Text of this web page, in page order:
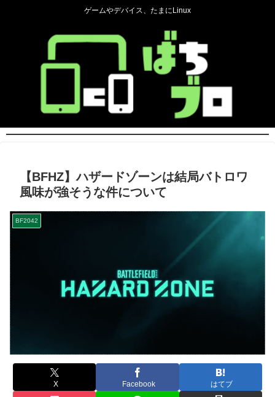
ゲームやデバイス、たまにLinux
【BFHZ】ハザードゾーンは結局バトロワ
風味が強そうな件について
BF2042
X Facebook はてブ